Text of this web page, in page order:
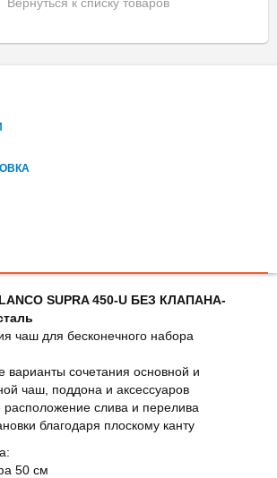
SUPRA 450-U БЕЗ КЛАПАНА-
чаш для бесконечного набора
варианты сочетания основной и
чаш, поддона и аксессуаров
слива и перелива
благодаря плоскому канту
50 см